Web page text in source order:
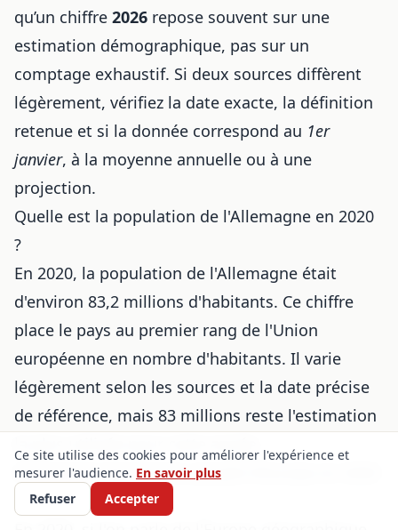
qu’un chiffre 2026 repose souvent sur une
estimation démographique, pas sur un
comptage exhaustif. Si deux sources diffèrent
légèrement, vérifiez la date exacte, la définition
retenue et si la donnée correspond au 1er
janvier, à la moyenne annuelle ou à une
projection.
Quelle est la population de l'Allemagne en 2020
?
En 2020, la population de l'Allemagne était
d'environ 83,2 millions d'habitants. Ce chiffre
place le pays au premier rang de l'Union
européenne en nombre d'habitants. Il varie
légèrement selon les sources et la date précise
de référence, mais 83 millions reste l'estimation
la plus utilisée pour cette année.
Quel est le pays le plus peuplé d'Europe en 2020
Ce site utilise des cookies pour améliorer l'expérience et
mesurer l'audience. En savoir plus
Refuser
Accepter